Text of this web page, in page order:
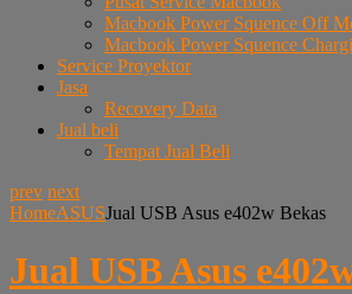
Macbook Power Squence Off
Macbook Power Squence
Service Proyektor
Jasa
Recovery Data
Jual beli
Tempat Jual Beli
prev next
HomeASUSJual USB Asus e402w Bekas
Jual USB Asus